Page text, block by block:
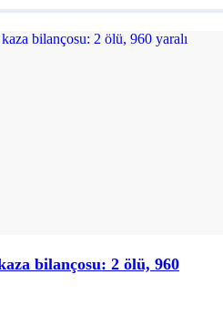
bilançosu: 2 ölü, 960